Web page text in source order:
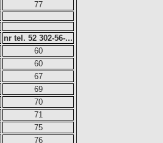
77
nr tel. 52 302-56-...
60
60
67
69
70
71
75
76